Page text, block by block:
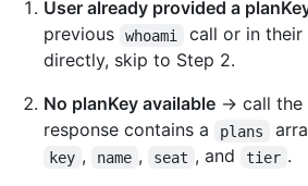
User already provided a
previous
whoami
call or in
directly, skip to Step 2.
No planKey available → call the
response contains a
plans
key , name , seat , and tier .